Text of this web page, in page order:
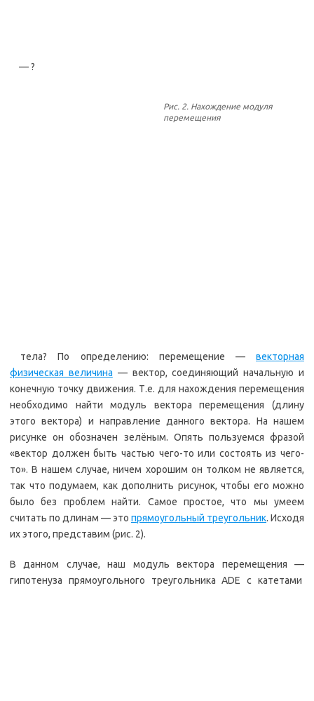
— ?
Рис. 2. Нахождение модуля
перемещения
тела? По определению: перемещение — векторная
физическая величина — вектор, соединяющий начальную и
конечную точку движения. Т.е. для нахождения перемещения
необходимо найти модуль вектора перемещения (длину
этого вектора) и направление данного вектора. На нашем
рисунке он обозначен зелёным. Опять пользуемся фразой
«вектор должен быть частью чего-то или состоять из чего-
то». В нашем случае, ничем хорошим он толком не является,
так что подумаем, как дополнить рисунок, чтобы его можно
было без проблем найти. Самое простое, что мы умеем
считать по длинам — это прямоугольный треугольник. Исходя
их этого, представим (рис. 2).
В данном случае, наш модуль вектора перемещения —
гипотенуза прямоугольного треугольника ADE с катетами